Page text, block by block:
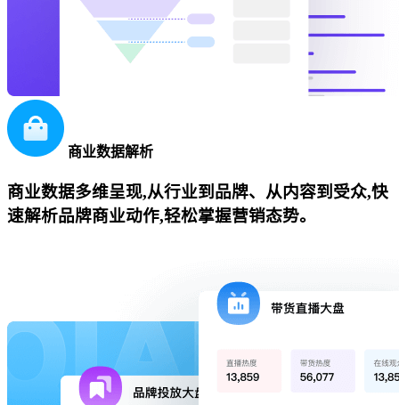
商业数据解析
商业数据多维呈现,从行业到品牌、从内容到受众,快
速解析品牌商业动作,轻松掌握营销态势。